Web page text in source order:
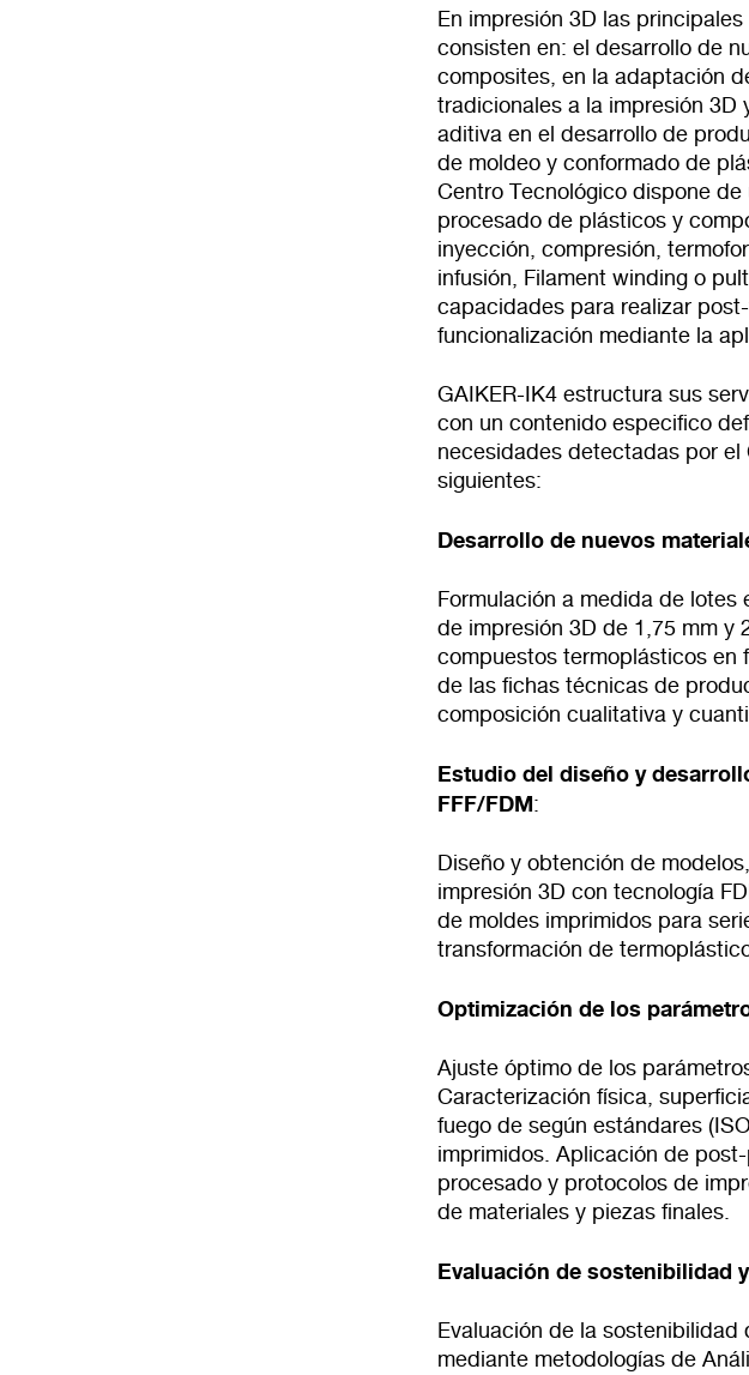
En impresión 3D las
consisten en: el desarrollo de
composites, en la adaptación
tradicionales a la impresión
aditiva en el desarrollo de
de moldeo y conformado de
Centro Tecnológico dispone
procesado de plásticos y
inyección, compresión,
infusión, Filament winding o
capacidades para realizar
funcionalización mediante la
GAIKER-IK4 estructura sus
con un contenido especifico
necesidades detectadas por el
siguientes:
Desarrollo de nuevos
Formulación a medida de
de impresión 3D de 1,75 mm y
compuestos termoplásticos en
de las fichas técnicas de
composición cualitativa y
Estudio del diseño y
FFF/FDM:
Diseño y obtención de
impresión 3D con tecnología
de moldes imprimidos para
transformación de
Optimización de los
Ajuste óptimo de los
Caracterización física,
fuego de según estándares
imprimidos. Aplicación de
procesado y protocolos de
de materiales y piezas finales.
Evaluación de sostenibilidad
Evaluación de la
mediante metodologías de